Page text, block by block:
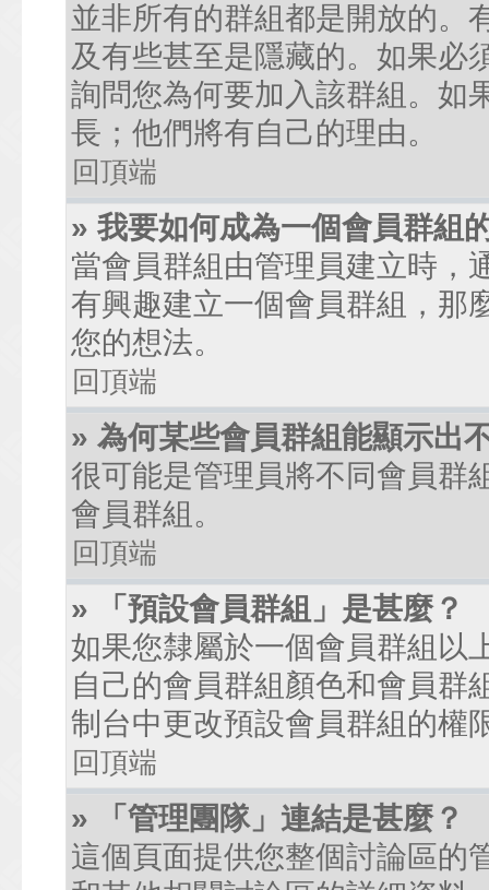
並非所有的群組都是開放的。
及有些甚至是隱藏的。如果必
詢問您為何要加入該群組。如
長；他們將有自己的理由。
回頂端
» 我要如何成為一個會員群組
當會員群組由管理員建立時，
有興趣建立一個會員群組，那
您的想法。
回頂端
» 為何某些會員群組能顯示出
很可能是管理員將不同會員群
會員群組。
回頂端
» 「預設會員群組」是甚麼？
如果您隸屬於一個會員群組以
自己的會員群組顏色和會員群
制台中更改預設會員群組的權
回頂端
» 「管理團隊」連結是甚麼？
這個頁面提供您整個討論區的